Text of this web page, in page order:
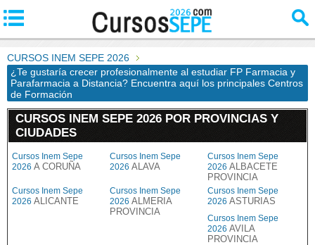
CURSOS INEM SEPE 2026
¿Te gustaría crecer profesionalmente al estudiar FP Farmacia y
Parafarmacia a Distancia? Encuentra aquí los principales Centros
de Formación
CURSOS INEM SEPE 2026 POR PROVINCIAS Y
CIUDADES
Cursos Inem Sepe
2026 A CORUÑA
Cursos Inem Sepe
2026 ALAVA
Cursos Inem Sepe
2026 ALBACETE
PROVINCIA
Cursos Inem Sepe
2026 ALICANTE
Cursos Inem Sepe
2026 ALMERIA
PROVINCIA
Cursos Inem Sepe
2026 ASTURIAS
Cursos Inem Sepe
2026 AVILA
PROVINCIA